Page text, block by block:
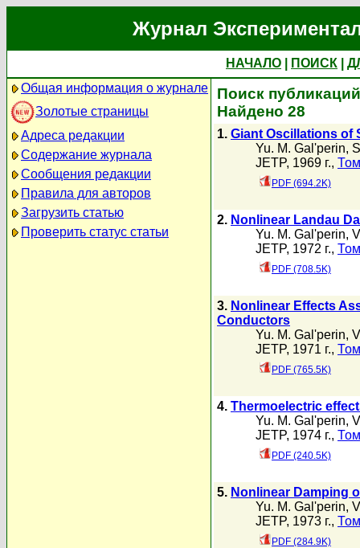
Журнал
НАЧАЛО ПОИСК
Общая информация о журнале
Золотые страницы
Адреса редакции
Содержание журнала
Сообщения редакции
Правила для авторов
Загрузить статью
Проверить статус статьи
Поиск
Найдено 28
1. Giant Oscillations of
Yu. M. Gal'perin,
JETP, 1969 г.,
PDF (694.2K)
2. Nonlinear Landau
Yu. M. Gal'perin,
JETP, 1972 г.,
PDF (708.5K)
3. Nonlinear Effects
Conductors
Yu. M. Gal'perin,
JETP, 1971 г.,
PDF (765.5K)
4. Thermoelectric
Yu. M. Gal'perin,
JETP, 1974 г.,
PDF (240.5K)
5. Nonlinear Damping
Yu. M. Gal'perin,
JETP, 1973 г.,
PDF (284.9K)